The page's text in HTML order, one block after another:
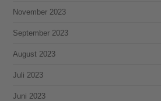
November 2023
September 2023
August 2023
Juli 2023
Juni 2023